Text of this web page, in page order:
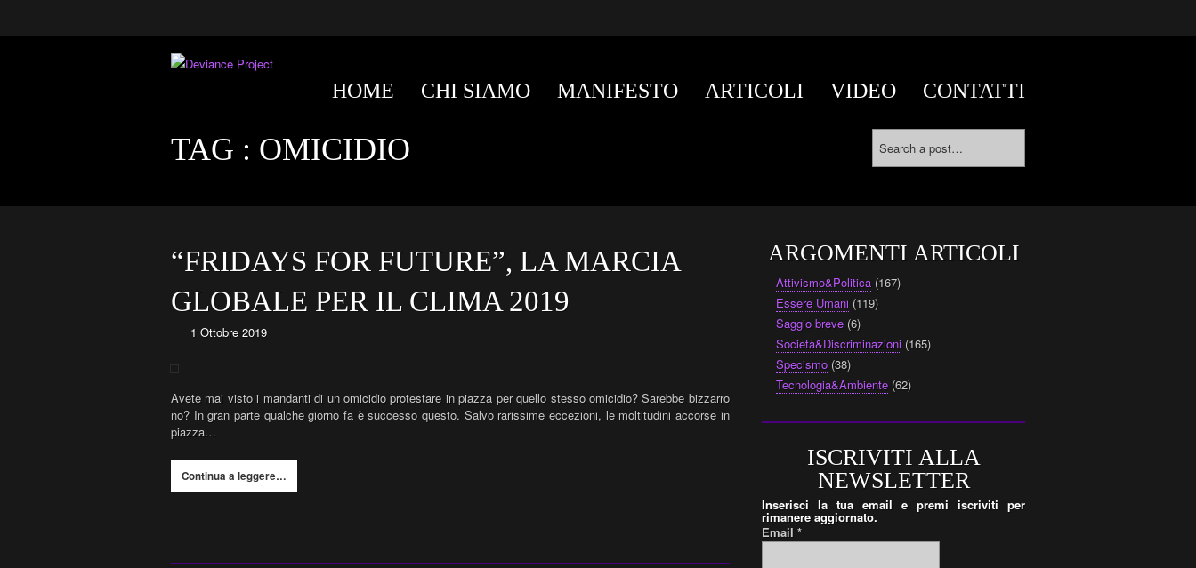
HOME CHI SIAMO MANIFESTO ARTICOLI VIDEO CONTATTI
TAG : OMICIDIO
“FRIDAYS FOR FUTURE”, LA MARCIA
GLOBALE PER IL CLIMA 2019
1 Ottobre 2019
Avete mai visto i mandanti di un omicidio protestare in piazza per quello stesso omicidio? Sarebbe bizzarro
no? In gran parte qualche giorno fa è successo questo. Salvo rarissime eccezioni, le moltitudini accorse in
piazza…
Continua a leggere…
ARGOMENTI ARTICOLI
Attivismo&Politica (167)
Essere Umani (119)
Saggio breve (6)
Società&Discriminazioni (165)
Specismo (38)
Tecnologia&Ambiente (62)
ISCRIVITI ALLA
NEWSLETTER
Inserisci la tua email e premi iscriviti per
rimanere aggiornato.
Email*